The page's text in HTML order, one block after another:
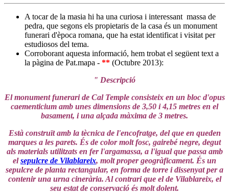
A tocar de la masia hi ha una curiosa i interessant massa de
pedra, que segons els propietaris de la casa és un monument
funerari d'època romana, que ha estat identificat i visitat per
estudiosos del tema.
Corroborant aquesta informació, hem trobat el següent text a
la pàgina de Pat.mapa - ** (Octubre 2013):
" Descripció
El monument funerari de Cal Temple consisteix en un bloc d'opus
caementicium amb unes dimensions de 3,50 i 4,15 metres en el
basament, i una alçada màxima de 3 metres.
Està construït amb la tècnica de l'encofratge, del que en queden
marques a les parets. És de color molt fosc, gairebé negre, degut
als materials utilitzats en fer l'argamassa, a l'igual que passa amb
elsepulcre de Vilablareix, molt proper geogràficament. És un
sepulcre de planta rectangular, en forma de torre i dissenyat per a
contenir una urna cinerària. Al contrari que el de Vilablareix, el
seu estat de conservació és molt dolent.